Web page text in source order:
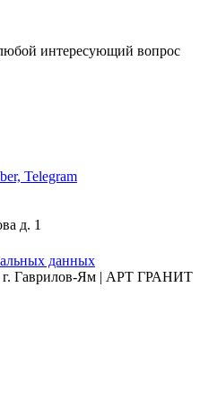
интересующий вопрос
Telegram
д. 1
данных
г. Гаврилов-Ям | АРТ ГРАНИТ